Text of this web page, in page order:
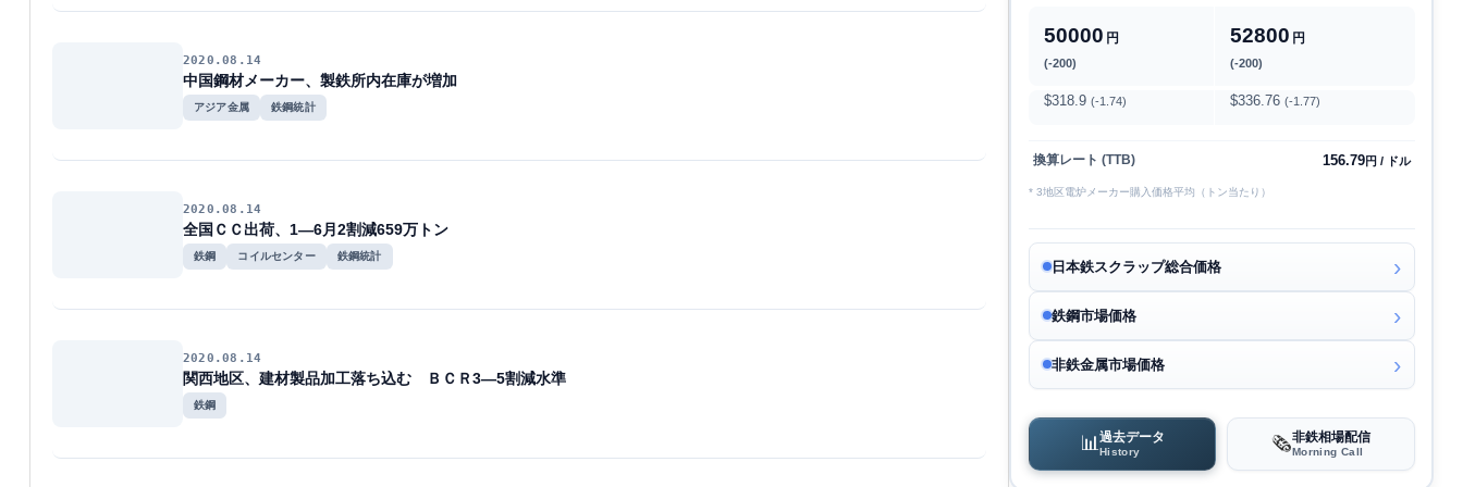
2020.08.14
中国鋼材メーカー、製鉄所内在庫が増加
アジア金属 鉄鋼統計
2020.08.14
全国ＣＣ出荷、1―6月2割減659万トン
鉄鋼 コイルセンター 鉄鋼統計
2020.08.14
関西地区、建材製品加工落ち込む ＢＣＲ3―5割減水準
鉄鋼
50000 円
(-200)
52800 円
(-200)
$318.9 (-1.74) $336.76 (-1.77)
換算レート (TTB) 156.79円 / ドル
* 3地区電炉メーカー購入価格平均（トン当たり）
日本鉄スクラップ総合価格
鉄鋼市場価格
非鉄金属市場価格
📊 過去データ
History 🗞️非鉄相場配信
Morning Call